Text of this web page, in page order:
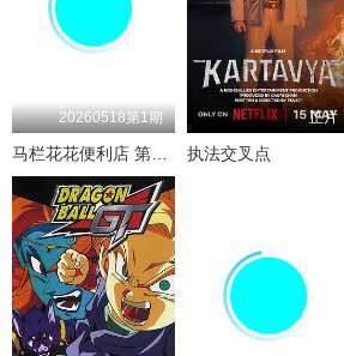
20260518第1期
马栏花花便利店 第三季
正片
执法交叉点